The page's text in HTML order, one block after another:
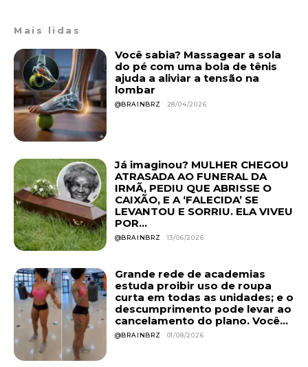
Mais lidas
Você sabia? Massagear a sola
do pé com uma bola de tênis
ajuda a aliviar a tensão na
lombar
@BRAINBRZ 28/04/2026
Já imaginou? MULHER CHEGOU
ATRASADA AO FUNERAL DA
IRMÃ, PEDIU QUE ABRISSE O
CAIXÃO, E A ‘FALECIDA’ SE
LEVANTOU E SORRIU. ELA VIVEU
POR...
@BRAINBRZ 13/06/2026
Grande rede de academias
estuda proibir uso de roupa
curta em todas as unidades; e o
descumprimento pode levar ao
cancelamento do plano. Você...
@BRAINBRZ 01/08/2026